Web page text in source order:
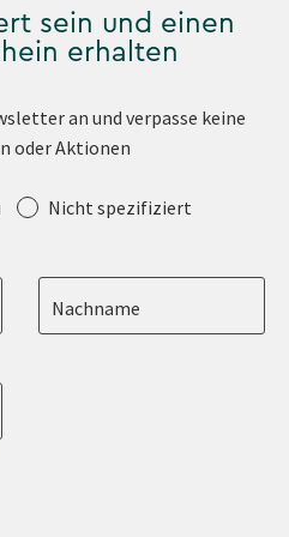
sein und einen
erhalten
an und verpasse keine
oder Aktionen
Nicht spezifiziert
Nachname